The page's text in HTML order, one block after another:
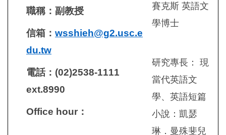
職稱：副教授
信箱： wsshieh@g2.usc.e
du.tw
電話：(02)2538-1111
ext.8990
Office hour ：
賽克斯 英語文
學博士
研究專長： 現
當代英語文
學、英語短篇
小說：凱瑟
琳．曼殊斐兒